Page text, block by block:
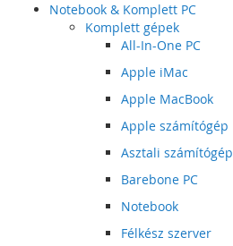
Notebook & Komplett PC
Komplett gépek
All-In-One PC
Apple iMac
Apple MacBook
Apple számítógép
Asztali számítógép
Barebone PC
Notebook
Félkész szerver